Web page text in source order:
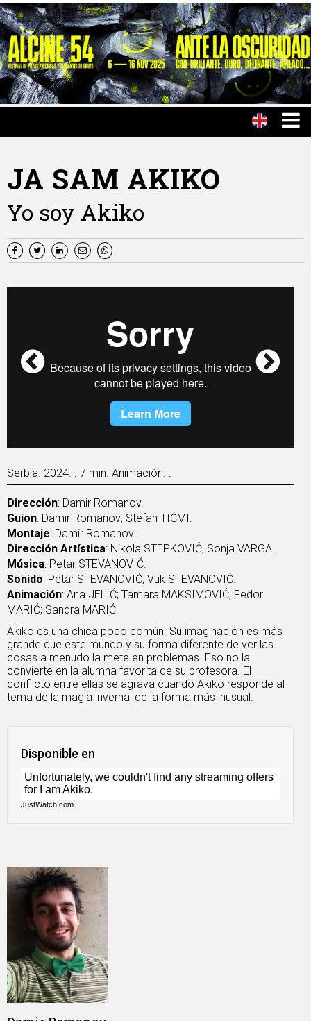
JA SAM AKIKO
Yo soy Akiko
Serbia. 2024. . 7 min. Animación. .
Dirección: Damir Romanov.
Guion: Damir Romanov; Stefan TIĆMI.
Montaje: Damir Romanov.
Dirección Artística: Nikola STEPKOVIĆ; Sonja VARGA.
Música: Petar STEVANOVIĆ.
Sonido: Petar STEVANOVIĆ; Vuk STEVANOVIĆ.
Animación: Ana JELIĆ; Tamara MAKSIMOVIĆ; Fedor
MARIĆ; Sandra MARIĆ.
Akiko es una chica poco común. Su imaginación es más
grande que este mundo y su forma diferente de ver las
cosas a menudo la mete en problemas. Eso no la
convierte en la alumna favorita de su profesora. El
conflicto entre ellas se agrava cuando Akiko responde al
tema de la magia invernal de la forma más inusual.
Disponible en
JustWatch.com